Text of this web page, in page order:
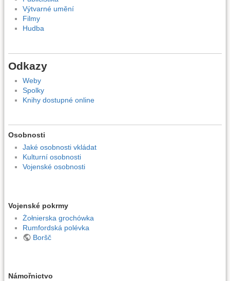
Výtvarné umění
Filmy
Hudba
Odkazy
Weby
Spolky
Knihy dostupné online
Osobnosti
Jaké osobnosti vkládat
Kulturní osobnosti
Vojenské osobnosti
Vojenské pokrmy
Żołnierska grochówka
Rumfordská polévka
Boršč
Námořnictvo